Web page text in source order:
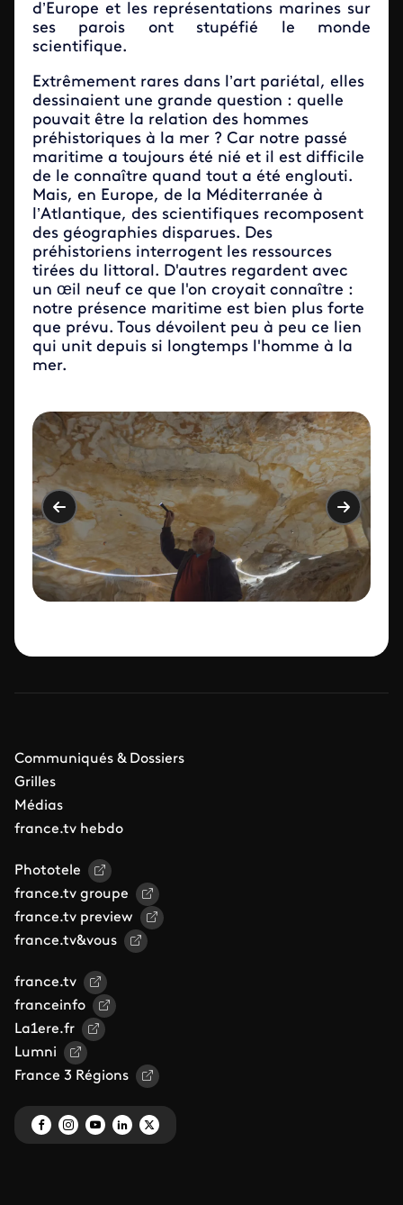
d’Europe et les représentations marines sur
ses parois ont stupéfié le monde
scientifique.
Extrêmement rares dans l’art pariétal, elles
dessinaient une grande question : quelle
pouvait être la relation des hommes
préhistoriques à la mer ? Car notre passé
maritime a toujours été nié et il est difficile
de le connaître quand tout a été englouti.
Mais, en Europe, de la Méditerranée à
l’Atlantique, des scientifiques recomposent
des géographies disparues. Des
préhistoriens interrogent les ressources
tirées du littoral. D'autres regardent avec
un œil neuf ce que l'on croyait connaître :
notre présence maritime est bien plus forte
que prévu. Tous dévoilent peu à peu ce lien
qui unit depuis si longtemps l'homme à la
mer.
Communiqués & Dossiers
Grilles
Médias
france.tv hebdo
Phototele
france.tv groupe
france.tv preview
france.tv&vous
france.tv
franceinfo
La1ere.fr
Lumni
France 3 Régions